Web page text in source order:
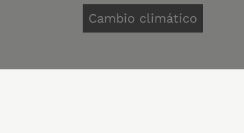
Cambio climático